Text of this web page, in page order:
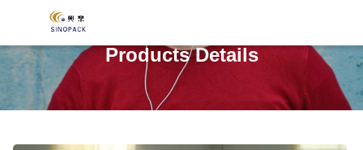
Products Details